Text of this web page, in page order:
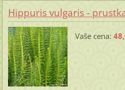
Hippuris vulgaris -
Vaše cena: